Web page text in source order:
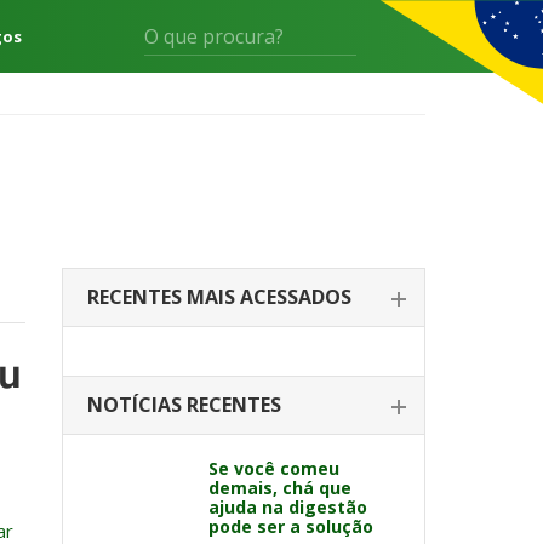
RECENTES MAIS ACESSADOS
NOTÍCIAS RECENTES
Se você comeu
demais, chá que
ajuda na digestão
pode ser a solução